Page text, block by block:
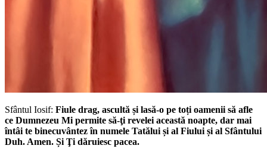
Sfântul Iosif: Fiule drag, ascultă și lasă-o pe toți oamenii să afle
ce Dumnezeu Mi permite să-ţi revelei această noapte, dar mai
întâi te binecuvântez în numele Tatălui și al Fiului și al Sfântului
Duh. Amen. Și Ţi dăruiesc pacea.